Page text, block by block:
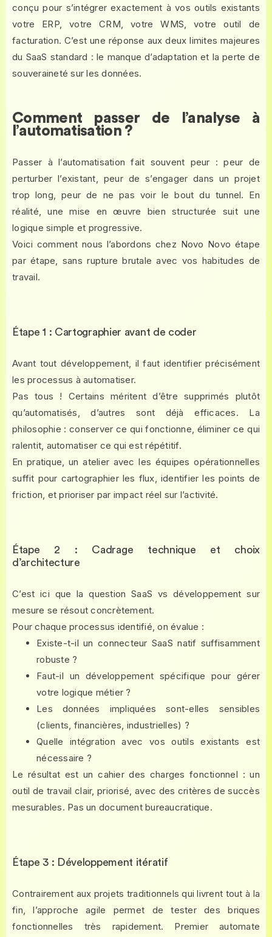
conçu pour s’intégrer exactement à vos outils existants
votre ERP, votre CRM, votre WMS, votre outil de
facturation. C’est une réponse aux deux limites majeures
du SaaS standard : le manque d’adaptation et la perte de
souveraineté sur les données.
Comment passer de l’analyse à
l’automatisation ?
Passer à l’automatisation fait souvent peur : peur de
perturber l’existant, peur de s’engager dans un projet
trop long, peur de ne pas voir le bout du tunnel. En
réalité, une mise en œuvre bien structurée suit une
logique simple et progressive.
Voici comment nous l’abordons chez Novo Novo étape
par étape, sans rupture brutale avec vos habitudes de
travail.
Étape 1 : Cartographier avant de coder
Avant tout développement, il faut identifier précisément
les processus à automatiser.
Pas tous ! Certains méritent d’être supprimés plutôt
qu’automatisés, d’autres sont déjà efficaces. La
philosophie : conserver ce qui fonctionne, éliminer ce qui
ralentit, automatiser ce qui est répétitif.
En pratique, un atelier avec les équipes opérationnelles
suffit pour cartographier les flux, identifier les points de
friction, et prioriser par impact réel sur l’activité.
Étape 2 : Cadrage technique et choix
d’architecture
C’est ici que la question SaaS vs développement sur
mesure se résout concrètement.
Pour chaque processus identifié, on évalue :
Existe-t-il un connecteur SaaS natif suffisamment
robuste ?
Faut-il un développement spécifique pour gérer
votre logique métier ?
Les données impliquées sont-elles sensibles
(clients, financières, industrielles) ?
Quelle intégration avec vos outils existants est
nécessaire ?
Le résultat est un cahier des charges fonctionnel : un
outil de travail clair, priorisé, avec des critères de succès
mesurables. Pas un document bureaucratique.
Étape 3 : Développement itératif
Contrairement aux projets traditionnels qui livrent tout à la
fin, l’approche agile permet de tester des briques
fonctionnelles très rapidement. Premier automate